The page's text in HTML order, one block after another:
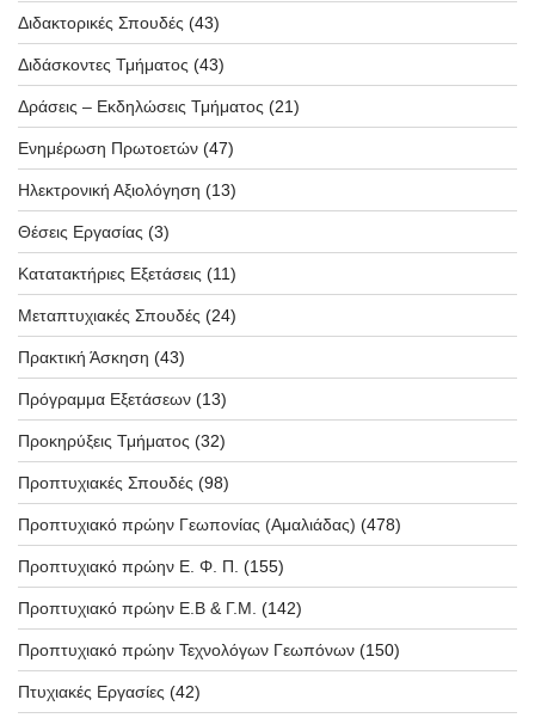
Διδακτορικές Σπουδές (43)
Διδάσκοντες Τμήματος (43)
Δράσεις – Εκδηλώσεις Τμήματος (21)
Ενημέρωση Πρωτοετών (47)
Ηλεκτρονική Αξιολόγηση (13)
Θέσεις Εργασίας (3)
Κατατακτήριες Εξετάσεις (11)
Μεταπτυχιακές Σπουδές (24)
Πρακτική Άσκηση (43)
Πρόγραμμα Εξετάσεων (13)
Προκηρύξεις Τμήματος (32)
Προπτυχιακές Σπουδές (98)
Προπτυχιακό πρώην Γεωπονίας (Αμαλιάδας) (478)
Προπτυχιακό πρώην Ε. Φ. Π. (155)
Προπτυχιακό πρώην Ε.Β & Γ.Μ. (142)
Προπτυχιακό πρώην Τεχνολόγων Γεωπόνων (150)
Πτυχιακές Εργασίες (42)